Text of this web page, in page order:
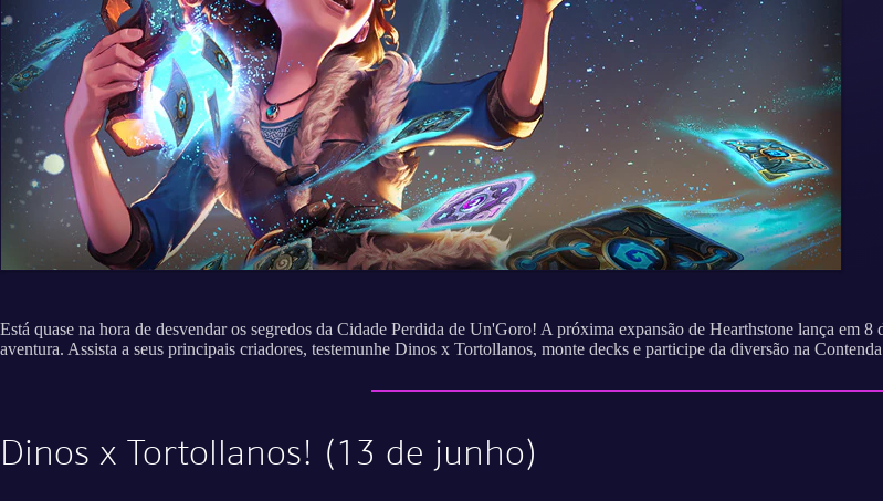
Está quase na hora de desvendar os segredos da Cidade Perdida de Un'Goro! A próxima expansão de Hearthstone lança em
aventura. Assista a seus principais criadores, testemunhe Dinos x Tortollanos, monte decks e participe da diversão na
Dinos x Tortollanos! (13 de junho)